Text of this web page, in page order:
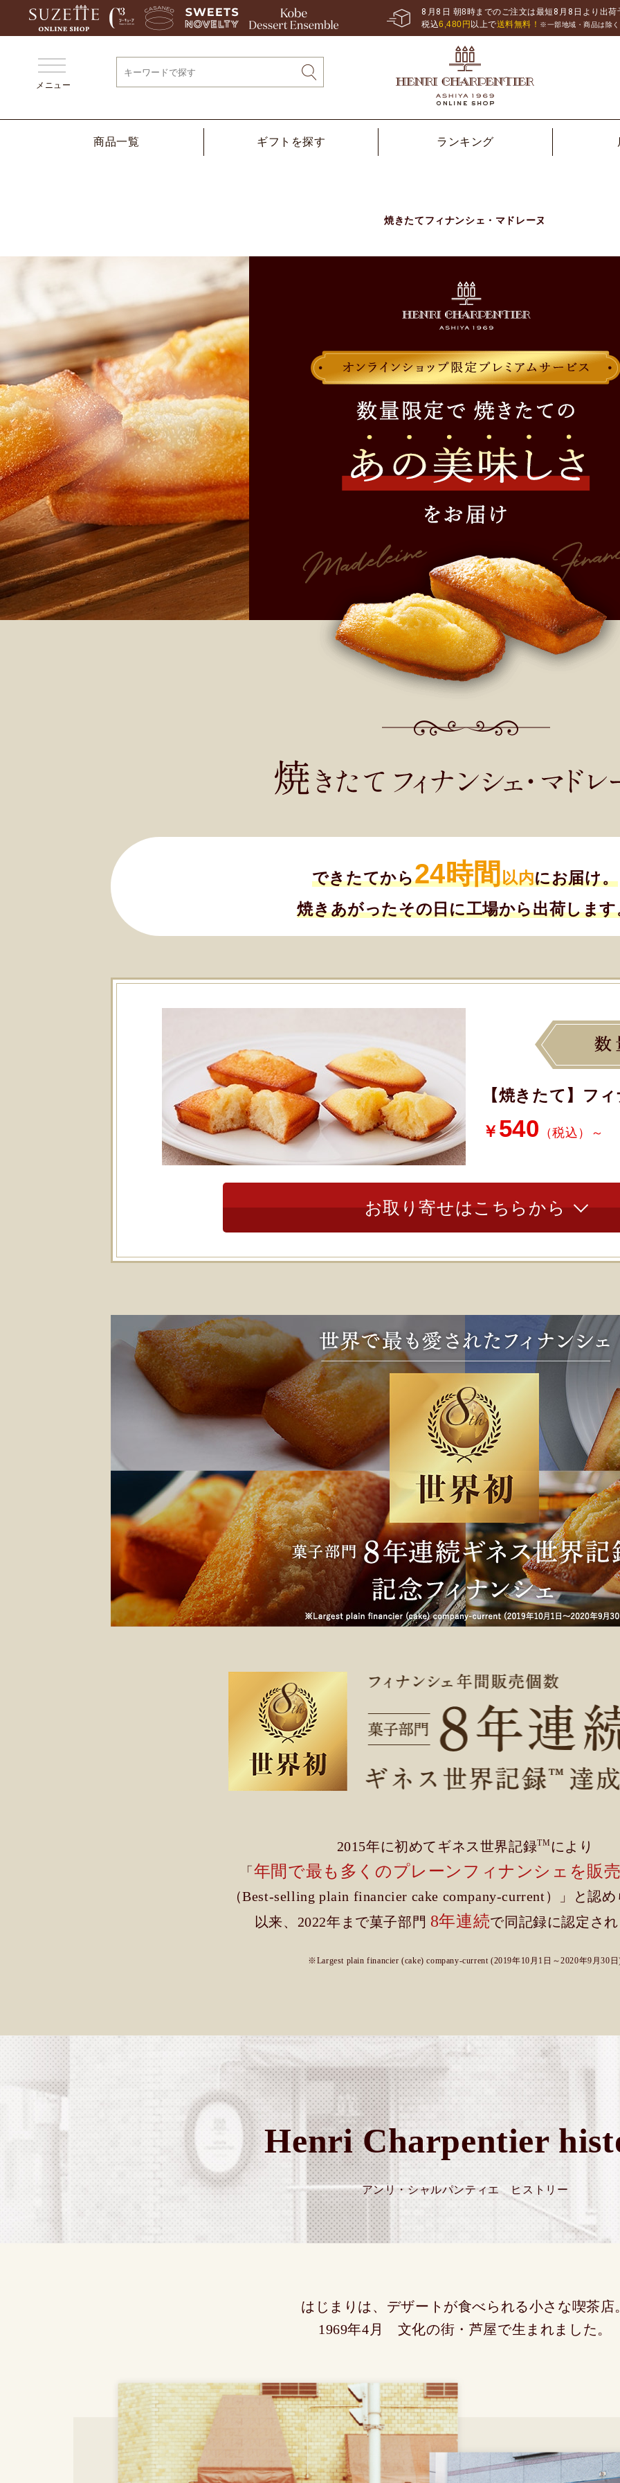
8 月 8 日 朝8時までのご注文は最短 8 月 8 日より出荷
税込6,480 円 以上で送料無料！ ※一部地域・商品は除く
メニュー
商品一覧 ギフトを探す ランキング
焼きたてフィナンシェ・マドレーヌ
できたてから24時間以内にお届け。
焼きあがったその日に工場から出荷します
【焼きたて】フ
￥ 540 （税込）～
お取り寄せはこちらから
2015年に初めてギネス世界記録TM により
「 年間で最も多くのプレーンフィナンシェを販
（Best-selling plain financier cake company-current）」と認
以来、2022年まで菓子部門 8年連続で同記録に認定さ
※Largest plain financier (cake) company-current (2019年10月1日～2020年9月30
Henri Charpentier
アンリ・シャルパンティエ ヒストリー
はじまりは、 デザートが食べられる小さな喫茶店
1969年4月 文化の街・芦屋で生まれました。